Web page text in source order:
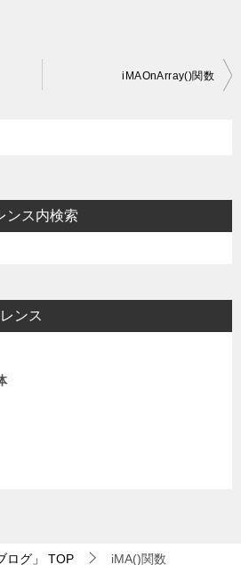
iMAOnArray()関数
ンス内検索
ンス
グ」 TOP iMA()関数